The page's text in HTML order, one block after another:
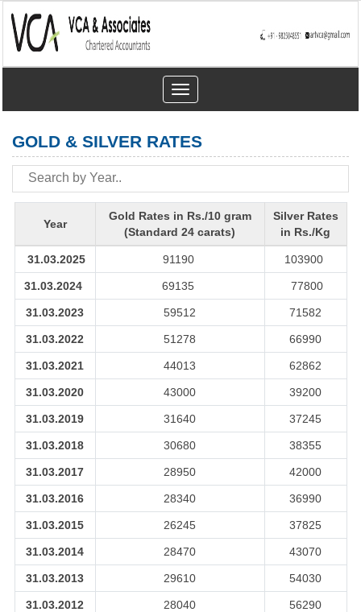
Toggle
navigation
GOLD & SILVER RATES
Year
Gold Rates in Rs./10 gram
(Standard 24 carats)
Silver Rates
in Rs./Kg
31.03.2025 91190 103900
31.03.2024 69135 77800
31.03.2023 59512 71582
31.03.2022 51278 66990
31.03.2021 44013 62862
31.03.2020 43000 39200
31.03.2019 31640 37245
31.03.2018 30680 38355
31.03.2017 28950 42000
31.03.2016 28340 36990
31.03.2015 26245 37825
31.03.2014 28470 43070
31.03.2013 29610 54030
31.03.2012 28040 56290